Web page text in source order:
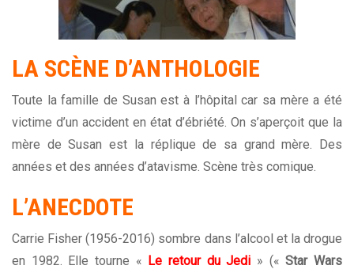
LA SCÈNE D’ANTHOLOGIE
Toute la famille de Susan est à l’hôpital car sa mère a été
victime d’un accident en état d’ébriété. On s’aperçoit que la
mère de Susan est la réplique de sa grand mère. Des
années et des années d’atavisme. Scène très comique.
L’ANECDOTE
Carrie Fisher (1956-2016) sombre dans l’alcool et la drogue
en 1982. Elle tourne « Le retour du Jedi » («Star Wars